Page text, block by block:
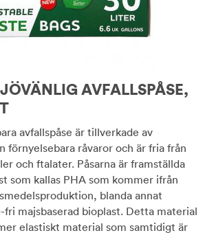
AVFALLSPÅSE,
avfallspåse är tillverkade av
förnyelsebara råvaror och är fria från
och ftalater. Påsarna är framställda
som kallas PHA som kommer ifrån
blanda annat
majsbaserad bioplast. Detta material
elastiskt material som samtidigt är